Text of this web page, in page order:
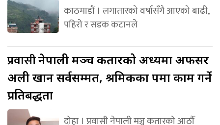
काठमाडौं । लगातारको वर्षासँगै आएको बाढी,
पहिरो र सडक कटानले
प्रवासीनेपाली मञ्च कतारको अध्यक्षमा अफसर
अली खान सर्वसम्मत, श्रमिकका पक्षमा काम गर्ने
प्रतिबद्धता
दोहा । प्रवासी नेपाली मञ्च कतारको आठौँ